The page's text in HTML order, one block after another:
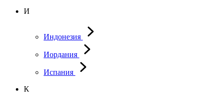
И
Индонезия
Иордания
Испания
К